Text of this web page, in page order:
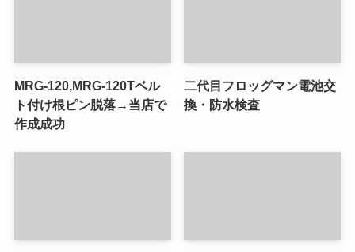
MRG-120,MRG-120Tベル
ト付け根ピン脱落→当店で
作成成功
二代目フロッグマン電池交
換・防水検査